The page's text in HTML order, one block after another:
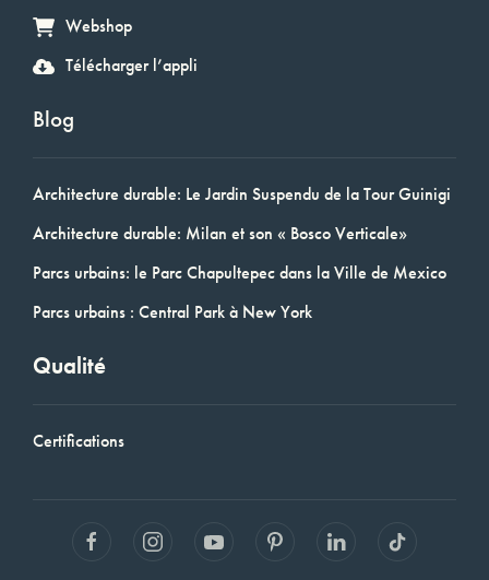
Webshop
Télécharger l’appli
Blog
Architecture durable: Le Jardin Suspendu de la Tour Guinigi
Architecture durable: Milan et son « Bosco Verticale»
Parcs urbains: le Parc Chapultepec dans la Ville de Mexico
Parcs urbains : Central Park à New York
Qualité
Certifications